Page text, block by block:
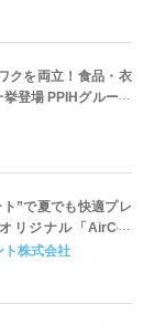
クを両立！食品・衣
登場 PPIHグループ
順次スタート
”で夏でも快適プレ
ジナル「AirCon
| ＰＧＭ
ト株式会社